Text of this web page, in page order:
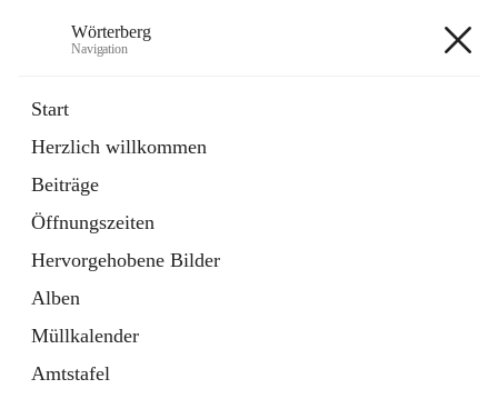
Wörterberg
Navigation
Start
Herzlich willkommen
Beiträge
Öffnungszeiten
Hervorgehobene Bilder
Alben
Müllkalender
Amtstafel
5 Schnellzugriffe
Bürgerservice
9 Schnellzugriffe